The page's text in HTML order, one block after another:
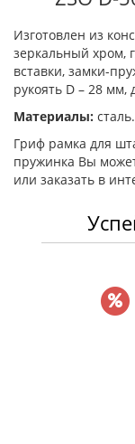
Изготовлен из
зеркальный хром,
вставки, замки-
рукоять D – 28 мм,
Материалы: сталь.
Гриф рамка для
пружинка Вы
или заказать в